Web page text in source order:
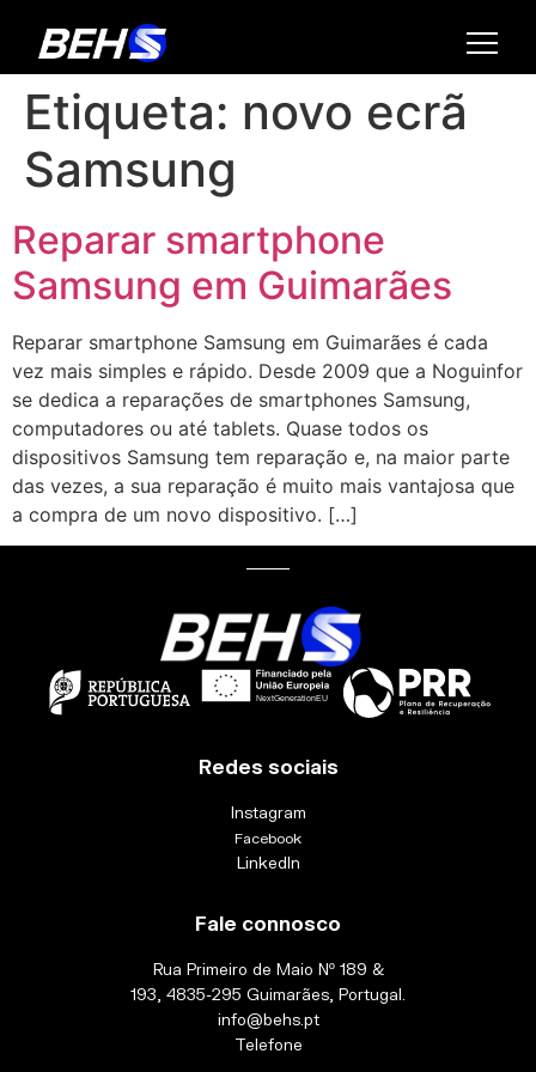
Etiqueta: novo ecrã
Samsung
Reparar smartphone
Samsung em Guimarães
Reparar smartphone Samsung em Guimarães é cada
vez mais simples e rápido. Desde 2009 que a Noguinfor
se dedica a reparações de smartphones Samsung,
computadores ou até tablets. Quase todos os
dispositivos Samsung tem reparação e, na maior parte
das vezes, a sua reparação é muito mais vantajosa que
a compra de um novo dispositivo. […]
Redes sociais
Instagram
Facebook
LinkedIn
Fale connosco
Rua Primeiro de Maio Nº 189 &
193, 4835-295 Guimarães, Portugal.
info@behs.pt
Telefone